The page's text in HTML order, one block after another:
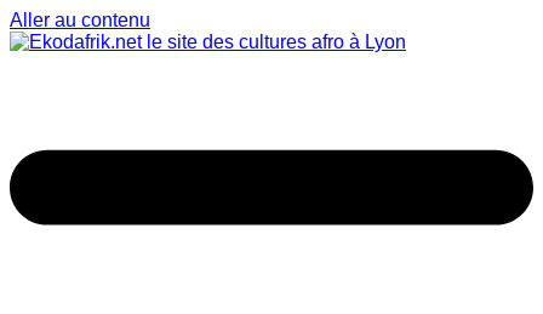
Aller au contenu